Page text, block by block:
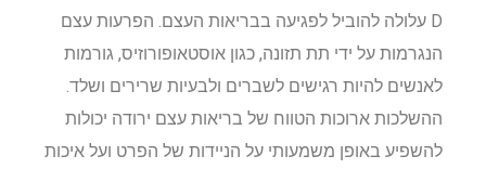
D עלולה להוביל לפגיעה בבריאות העצם. הפרעות עצם
הנגרמות על ידי תת תזונה, כגון אוסטאופורוזיס, גורמות
לאנשים להיות רגישים לשברים ולבעיות שרירים ושלד.
ההשלכות ארוכות הטווח של בריאות עצם ירודה יכולות
להשפיע באופן משמעותי על הניידות של הפרט ועל איכות